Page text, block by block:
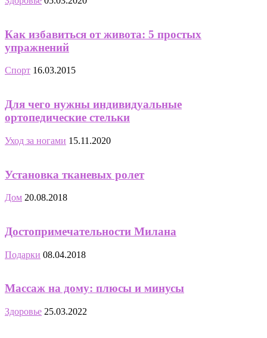
Как избавиться от живота: 5 простых
упражнений
Спорт 16.03.2015
Для чего нужны индивидуальные
ортопедические стельки
Уход за ногами 15.11.2020
Установка тканевых ролет
Дом 20.08.2018
Достопримечательности Милана
Подарки 08.04.2018
Массаж на дому: плюсы и минусы
Здоровье 25.03.2022